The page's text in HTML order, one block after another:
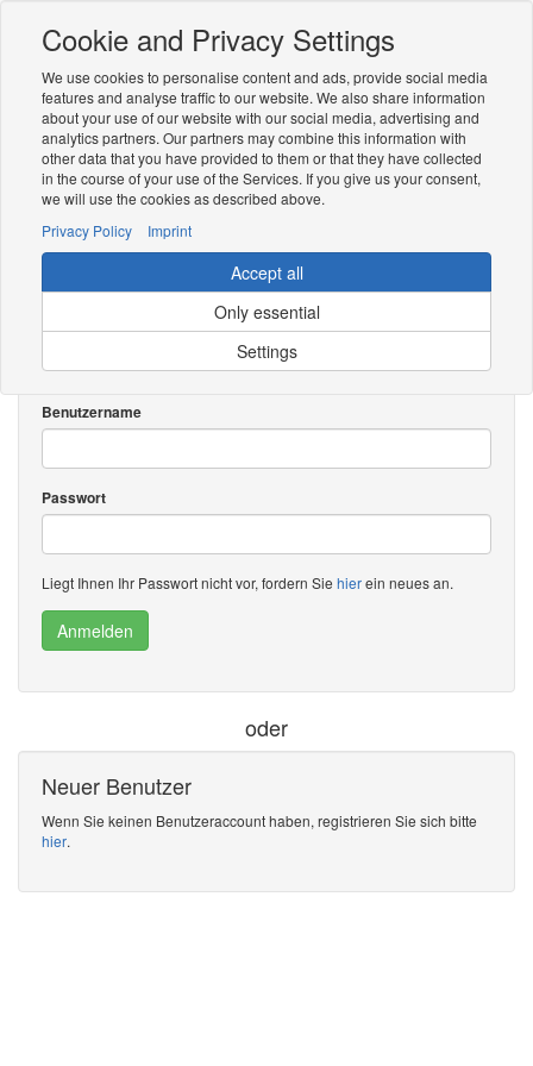
Zur mobilen Kompaktversion (Login erforderlich)
Toggle
navigation
Anmelden
Sie müssen sich anmelden, um diese Seite anzeigen zu können.
Vorhandener Benutzer
Benutzername
Passwort
Liegt Ihnen Ihr Passwort nicht vor, fordern Sie hierein neues an.
Anmelden
oder
Neuer Benutzer
Wenn Sie keinen Benutzeraccount haben, registrieren Sie sich bitte
hier.
Cookie and Privacy Settings
We use cookies to personalise content and ads, provide social media
features and analyse traffic to our website. We also share information
about your use of our website with our social media, advertising and
analytics partners. Our partners may combine this information with
other data that you have provided to them or that they have collected
in the course of your use of the Services. If you give us your consent,
we will use the cookies as described above.
Privacy Policy
Imprint
Accept all
Only essential
Settings